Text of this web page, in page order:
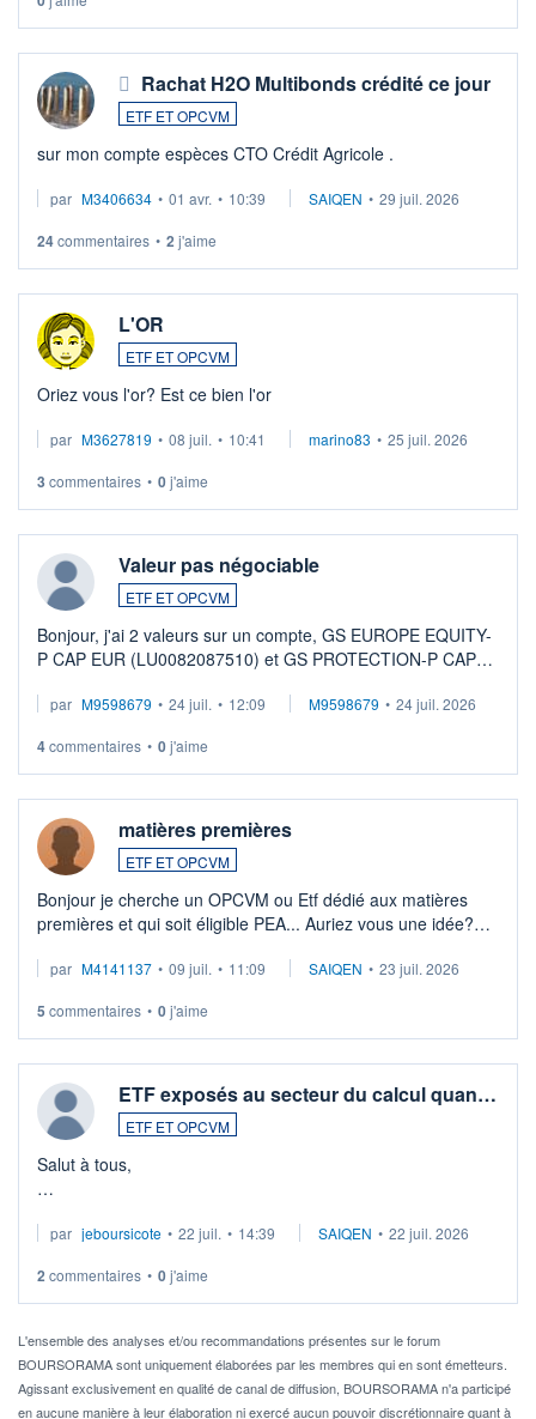
Rachat H2O Multibonds crédité ce jour
ETF ET OPCVM
sur mon compte espèces CTO Crédit Agricole .
par M3406634 • 01 avr. • 10:39 SAIQEN • 29 juil. 2026
24commentaires • 2 j'aime
L'OR
ETF ET OPCVM
Oriez vous l'or? Est ce bien l'or
par M3627819 • 08 juil. • 10:41 marino83 • 25 juil. 2026
3 commentaires • 0j'aime
Valeur pas négociable
ETF ET OPCVM
Bonjour, j'ai 2 valeurs sur un compte, GS EUROPE EQUITY-
P CAP EUR (LU0082087510) et GS PROTECTION-P CAP
veux procéder à la vente, on me signale ...
par M9598679 • 24 juil. • 12:09 M9598679 • 24 juil. 2026
4commentaires • 0j'aime
matières premières
ETF ET OPCVM
Bonjour je cherche un OPCVM ou Etf dédié aux matières
premières et qui soit éligible PEA... Auriez vous une idée?
par M4141137 • 09 juil. • 11:09 SAIQEN • 23 juil. 2026
5 commentaires • 0j'aime
ETF exposés au secteur du calcul quan…
ETF ET OPCVM
Salut à tous,
via un ETF plutôt que des actions individuelles.
Idéalement, je voudrais qu'il soit éligible au PEA.
Pour l' ...
par jeboursicote • 22 juil. • 14:39 SAIQEN • 22 juil. 2026
2 commentaires • 0j'aime
L'ensemble des analyses et/ou recommandations présentes sur le forum
BOURSORAMA sont uniquement élaborées par les membres qui en sont émetteurs.
Agissant exclusivement en qualité de canal de diffusion, BOURSORAMA n'a participé
en aucune manière à leur élaboration ni exercé aucun pouvoir discrétionnaire quant à